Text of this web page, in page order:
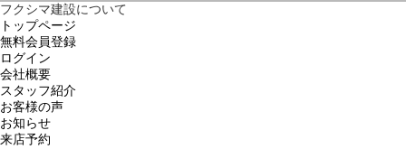
フクシマ建設について
トップページ
無料会員登録
ログイン
会社概要
スタッフ紹介
お客様の声
お知らせ
来店予約